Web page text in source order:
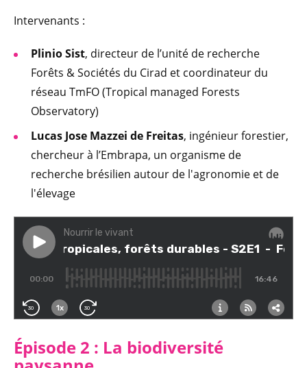
Intervenants :
Plinio Sist, directeur de l’unité de recherche
Forêts & Sociétés du Cirad et coordinateur du
réseau TmFO (Tropical managed Forests
Observatory)
Lucas Jose Mazzei de Freitas, ingénieur forestier,
chercheur à l’Embrapa, un organisme de
recherche brésilien autour de l'agronomie et de
l'élevage
Épisode 2 : La biodiversité